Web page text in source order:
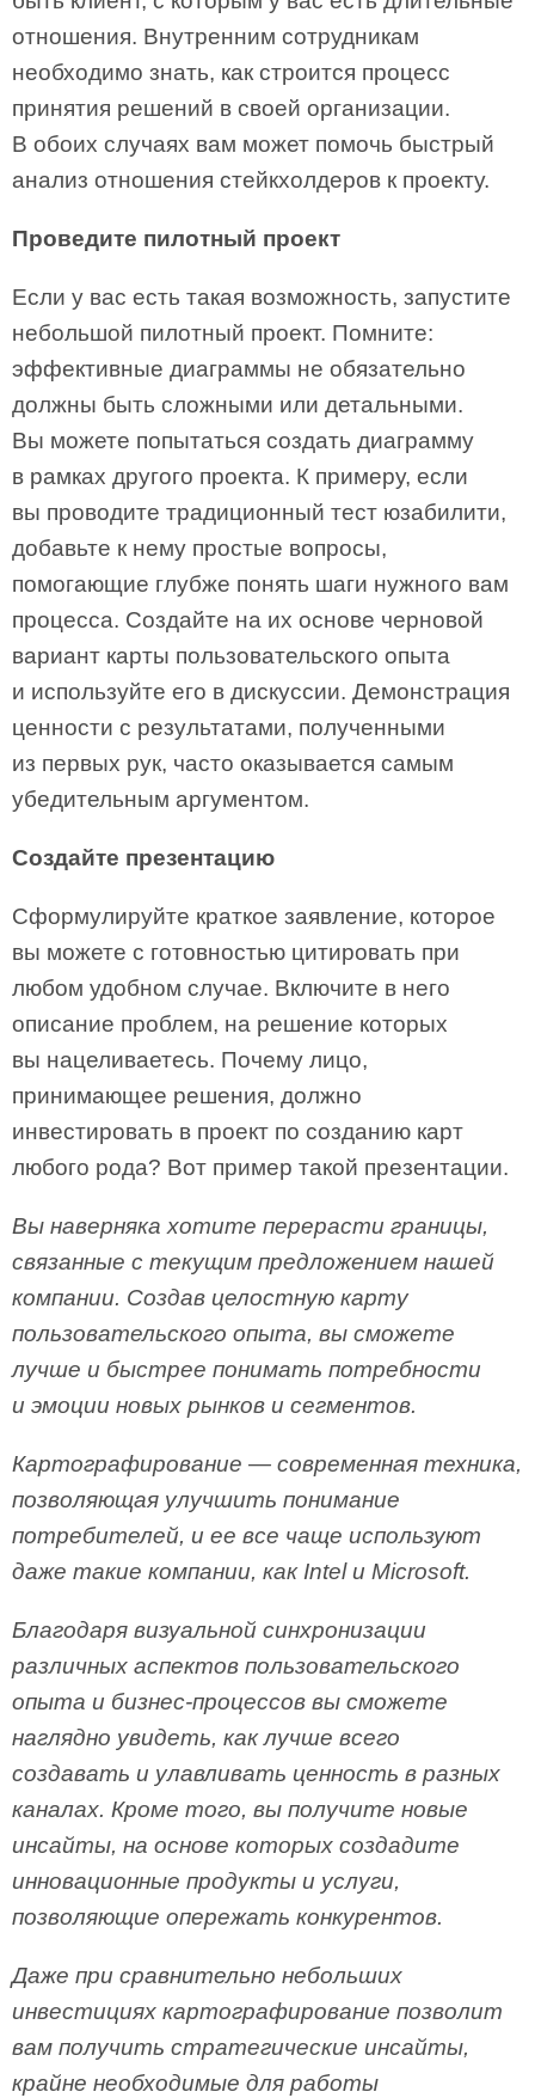
отношения. Внутренним сотрудникам
необходимо знать, как строится процесс
принятия решений в своей организации.
В обоих случаях вам может помочь быстрый
анализ отношения стейкхолдеров к проекту.
Проведите пилотный проект
Если у вас есть такая возможность, запустите
небольшой пилотный проект. Помните:
эффективные диаграммы не обязательно
должны быть сложными или детальными.
Вы можете попытаться создать диаграмму
в рамках другого проекта. К примеру, если
вы проводите традиционный тест юзабилити,
добавьте к нему простые вопросы,
помогающие глубже понять шаги нужного вам
процесса. Создайте на их основе черновой
вариант карты пользовательского опыта
и используйте его в дискуссии. Демонстрация
ценности с результатами, полученными
из первых рук, часто оказывается самым
убедительным аргументом.
Создайте презентацию
Сформулируйте краткое заявление, которое
вы можете с готовностью цитировать при
любом удобном случае. Включите в него
описание проблем, на решение которых
вы нацеливаетесь. Почему лицо,
принимающее решения, должно
инвестировать в проект по созданию карт
любого рода? Вот пример такой презентации.
Вы наверняка хотите перерасти границы,
связанные с текущим предложением нашей
компании. Создав целостную карту
пользовательского опыта, вы сможете
лучше и быстрее понимать потребности
и эмоции новых рынков и сегментов.
Картографирование — современная техника,
позволяющая улучшить понимание
потребителей, и ее все чаще используют
даже такие компании, как Intel и Microsoft.
Благодаря визуальной синхронизации
различных аспектов пользовательского
опыта и бизнес-процессов вы сможете
наглядно увидеть, как лучше всего
создавать и улавливать ценность в разных
каналах. Кроме того, вы получите новые
инсайты, на основе которых создадите
инновационные продукты и услуги,
позволяющие опережать конкурентов.
Даже при сравнительно небольших
инвестициях картографирование позволит
вам получить стратегические инсайты,
крайне необходимые для работы